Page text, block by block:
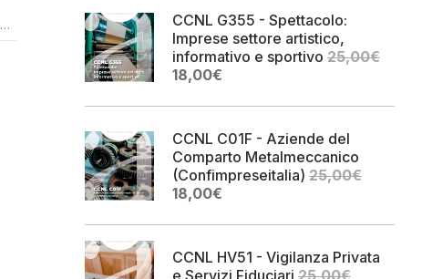
25,00€.
CCNL G355 - Spettacolo:
Imprese settore artistico,
informativo e sportivo 25,00€
Il
originale
25,00€.
18,00€Il
attuale
18,00€.
CCNL C01F - Aziende del
Comparto Metalmeccanico
(Confimpreseitalia) 25,00€
Il
originale
25,00€.
18,00€Il
attuale
18,00€.
CCNL HV51 - Vigilanza Privata
e Servizi Fiduciari 25,00€